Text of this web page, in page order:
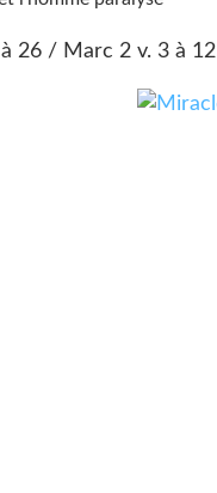
à 26 / Marc 2 v. 3 à 12